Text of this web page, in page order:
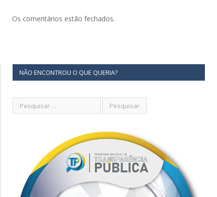
Os comentários estão fechados.
NÃO ENCONTROU O QUE QUERIA?